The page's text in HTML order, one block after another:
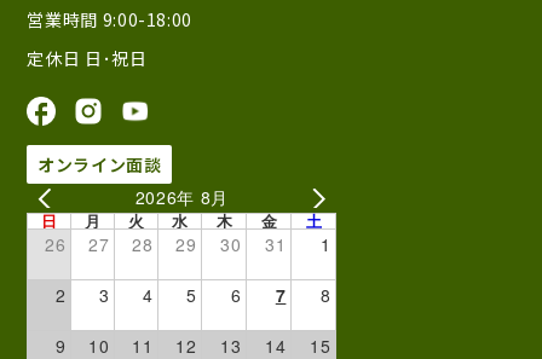
営業時間 9:00-18:00
定休日 日･祝日
オンライン面談
2026年 8月
日 月 火 水 木 金 土
26 27 28 29 30 31 1
2 3 4 5 6 7 8
9 10 11 12 13 14 15